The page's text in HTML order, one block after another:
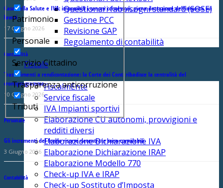
Questionari fabbisogni standard (SOSE)
Gestione PCC
Revisione GAP
Regolamento di contabilità
Fiscale
FiscalmEnte
Service fiscale
IVA Impianti sportivi
Elaborazione CU autonomi, provvigioni e
redditi diversi
Elaborazione Dichiarazione IVA
Elaborazione Dichiarazione IRAP
Elaborazione Modello 770
Check-up IVA e IRAP
Check-up Sostituto d’Imposta
Patrimonio
Personale
Servizio Cittadino
Trasparenza anticorruzione
Tributi
Casa della Salute e IVA: imponibili i canoni concessori, piena detrazione dell’imposta sui
lavori
17 Giugno 2026
Contabilità
Trasferimenti a rendicontazione: la Corte dei Conti ribadisce la centralità del
cronoprogramma
10 Giugno 2026
Personale
Gli incrementi del fondo risorse decentrate sono cumulabili
3 Giugno 2026
Contabilità